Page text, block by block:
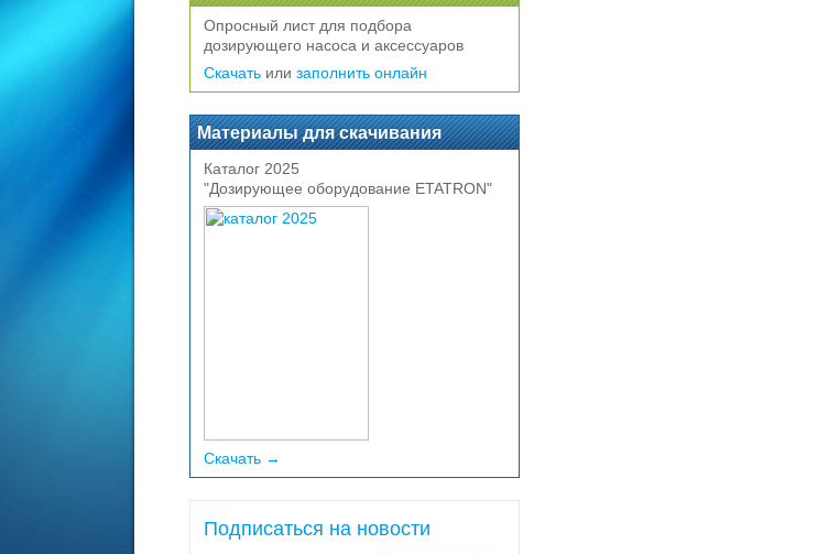
Опросный лист для подбора
дозирующего насоса и аксессуаров
Скачать или заполнить онлайн
Материалы для скачивания
Каталог 2025
"Дозирующее оборудование ETATRON"
Скачать →
Подписаться на новости